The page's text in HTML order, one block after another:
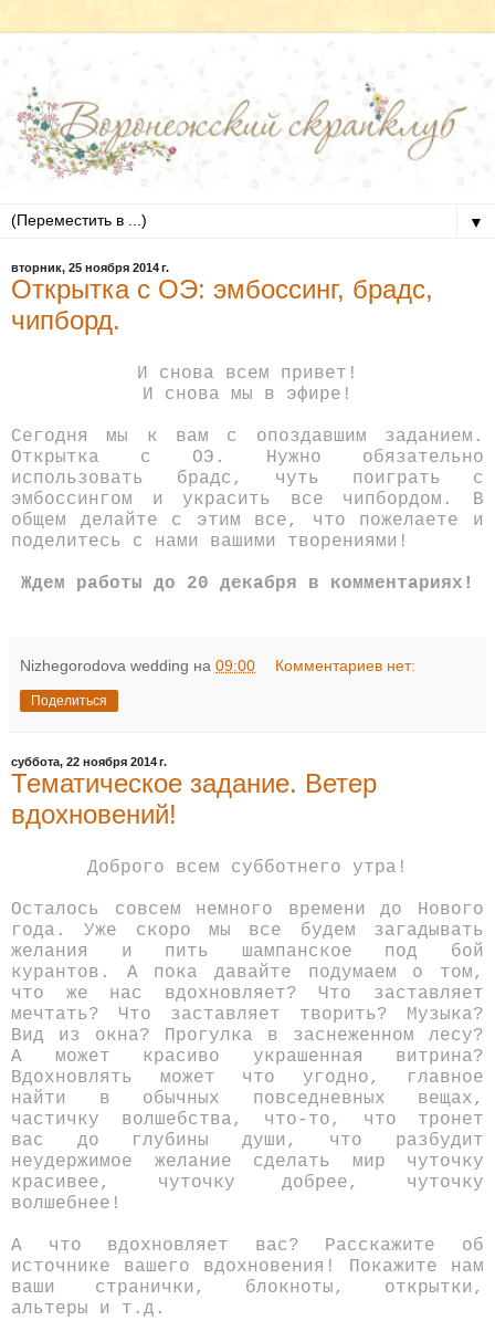
▼
вторник, 25 ноября 2014 г.
Открытка с ОЭ: эмбоссинг, брадс,
чипборд.
И снова всем привет!
И снова мы в эфире!
Сегодня мы к вам с опоздавшим заданием.
Открытка с ОЭ. Нужно обязательно
использовать брадс, чуть поиграть с
эмбоссингом и украсить все чипбордом. В
общем делайте с этим все, что пожелаете и
поделитесь с нами вашими творениями!
Ждем работы до 20 декабря в комментариях!
Nizhegorodova wedding на 09:00 Комментариев нет:
Поделиться
суббота, 22 ноября 2014 г.
Тематическое задание. Ветер
вдохновений!
Доброго всем субботнего утра!
Осталось совсем немного времени до Нового
года. Уже скоро мы все будем загадывать
желания и пить шампанское под бой
курантов. А пока давайте подумаем о том,
что же нас вдохновляет? Что заставляет
мечтать? Что заставляет творить? Музыка?
Вид из окна? Прогулка в заснеженном лесу?
А может красиво украшенная витрина?
Вдохновлять может что угодно, главное
найти в обычных повседневных вещах,
частичку волшебства, что-то, что тронет
вас до глубины души, что разбудит
неудержимое желание сделать мир чуточку
красивее, чуточку добрее, чуточку
волшебнее!
А что вдохновляет вас? Расскажите об
источнике вашего вдохновения! Покажите нам
ваши странички, блокноты, открытки,
альтеры и т.д.